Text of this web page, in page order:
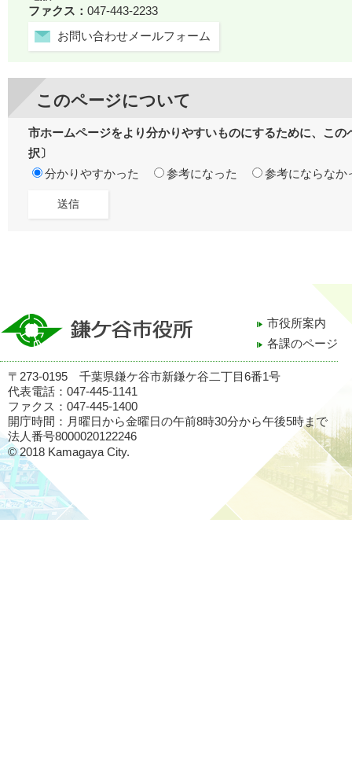
ファクス： 047-443-2233
お問い合わせメールフォーム
このページについて
市ホームページをより分かりやすいものにするために、こ
択〕
分かりやすかった
参考になった 参考にならなか
市役所案内
各課のページ
〒273-0195 千葉県鎌ケ谷市新鎌ケ谷二丁目6番1号
代表電話：047-445-1141
ファクス：047-445-1400
開庁時間：月曜日から金曜日の午前8時30分から午後5時まで
法人番号8000020122246
© 2018 Kamagaya City.